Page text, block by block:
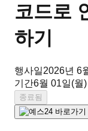
코드로
하기
행사일2026년 6
기간6월 01일(월
종료됨